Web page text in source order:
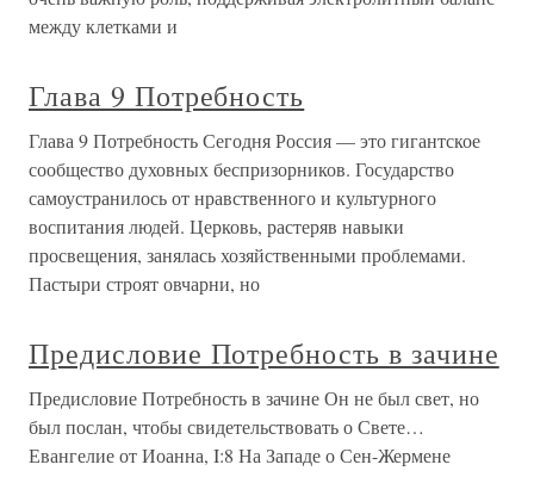
между клетками и
Глава 9 Потребность
Глава 9 Потребность Сегодня Россия — это гигантское
сообщество духовных беспризорников. Государство
самоустранилось от нравственного и культурного
воспитания людей. Церковь, растеряв навыки
просвещения, занялась хозяйственными проблемами.
Пастыри строят овчарни, но
Предисловие Потребность в зачине
Предисловие Потребность в зачине Он не был свет, но
был послан, чтобы свидетельствовать о Свете…
Евангелие от Иоанна, I:8 На Западе о Сен-Жермене